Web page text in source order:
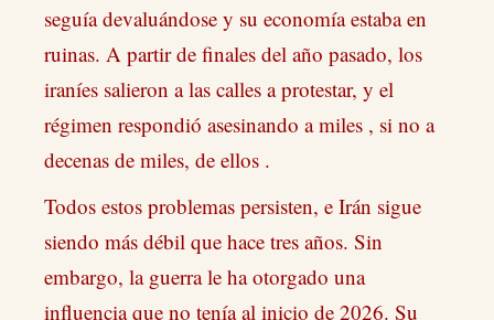
seguía devaluándose y su economía estaba en
ruinas. A partir de finales del año pasado, los
iraníes salieron a las calles a protestar, y el
régimen respondió asesinando a miles , si no a
decenas de miles, de ellos .
Todos estos problemas persisten, e Irán sigue
siendo más débil que hace tres años. Sin
embargo, la guerra le ha otorgado una
influencia que no tenía al inicio de 2026. Su